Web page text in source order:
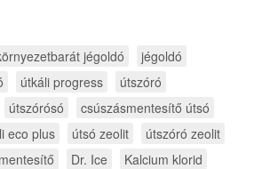
jégoldó
jégoldó
útkáli progress
útszóró
útszórósó
csúszásmentesítő útsó
eco plus útsó zeolit
útszóró zeolit
Dr. Ice
Kalcium klorid